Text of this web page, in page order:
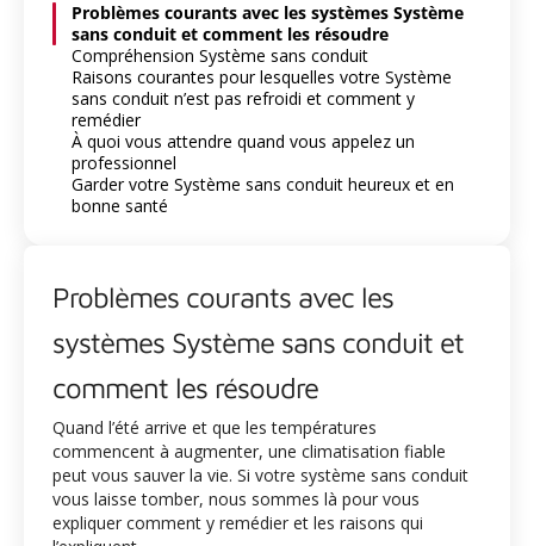
Problèmes courants avec les systèmes Système
sans conduit et comment les résoudre
Compréhension Système sans conduit
Raisons courantes pour lesquelles votre Système
sans conduit n’est pas refroidi et comment y
remédier
À quoi vous attendre quand vous appelez un
professionnel
Garder votre Système sans conduit heureux et en
bonne santé
Problèmes courants avec les
systèmes Système sans conduit et
comment les résoudre
Quand l’été arrive et que les températures
commencent à augmenter, une climatisation fiable
peut vous sauver la vie. Si votre système sans conduit
vous laisse tomber, nous sommes là pour vous
expliquer comment y remédier et les raisons qui